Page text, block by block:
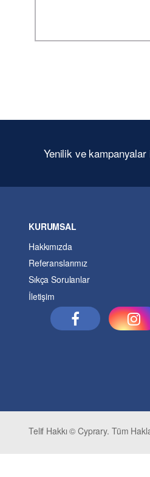
Yenilik ve
KURUMSAL
Hakkımızda
Referanslarımız
Sıkça Sorulanlar
İletişim
Telif Hakkı © Cyprary. Tüm